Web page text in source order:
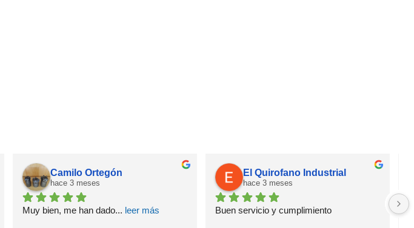
Camilo Ortegón
hace 3 meses
Muy bien, me han dado... leer más
El Quirofano Industrial
hace 3 meses
Buen servicio y cumplimiento